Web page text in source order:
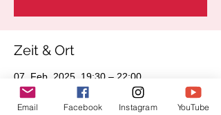
Zeit & Ort
07. Feb. 2025, 19:30 – 22:00
Hannover, Zur Bettfedernfabrik 3, 30451
Hannover, Deutschland
Email Facebook Instagram YouTube